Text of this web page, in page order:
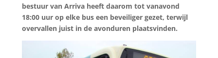
bestuur van Arriva heeft daarom tot vanavond
18:00 uur op elke bus een beveiliger gezet, terwijl
overvallen juist in de avonduren plaatsvinden.